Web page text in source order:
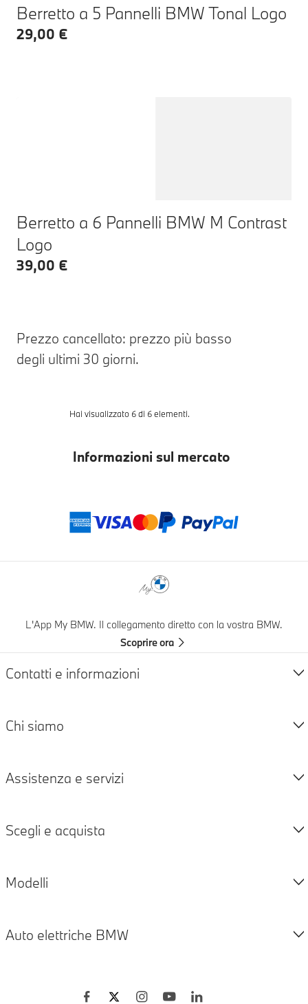
Berretto a 5 Pannelli BMW Tonal Logo
29,00 €
Berretto a 6 Pannelli BMW M Contrast
Logo
39,00 €
Prezzo cancellato: prezzo più basso
degli ultimi 30 giorni.
Hai visualizzato 6 di 6 elementi.
Informazioni sul mercato